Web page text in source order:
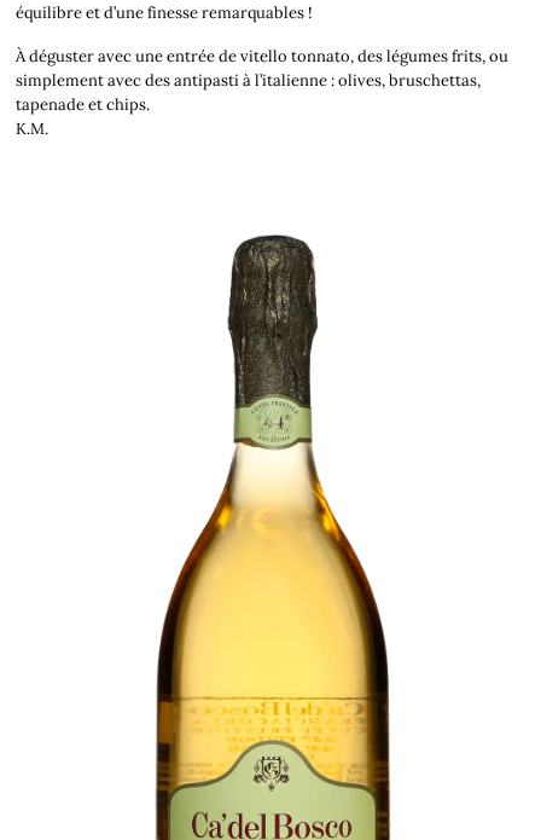
équilibre et d’une finesse remarquables !
À déguster avec une entrée de vitello tonnato, des légumes frits, ou
simplement avec des antipasti à l’italienne : olives, bruschettas,
tapenade et chips.
K.M.